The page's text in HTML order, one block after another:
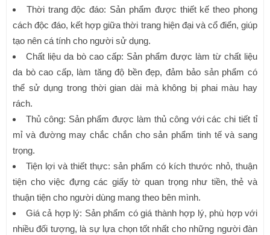
Thời trang độc đáo: Sản phẩm được thiết kế theo phong
cách độc đáo, kết hợp giữa thời trang hiện đại và cổ điển, giúp
tạo nên cá tính cho người sử dụng.
Chất liệu da bò cao cấp: Sản phẩm được làm từ chất liệu
da bò cao cấp, làm tăng độ bền đẹp, đảm bảo sản phẩm có
thể sử dụng trong thời gian dài mà không bị phai màu hay
rách.
Thủ công: Sản phẩm được làm thủ công với các chi tiết tỉ
mỉ và đường may chắc chắn cho sản phẩm tinh tế và sang
trọng.
Tiện lợi và thiết thực: sản phẩm có kích thước nhỏ, thuận
tiện cho việc đựng các giấy tờ quan trọng như tiền, thẻ và
thuận tiện cho người dùng mang theo bên mình.
Giá cả hợp lý: Sản phẩm có giá thành hợp lý, phù hợp với
nhiều đối tượng, là sự lựa chọn tốt nhất cho những người đàn